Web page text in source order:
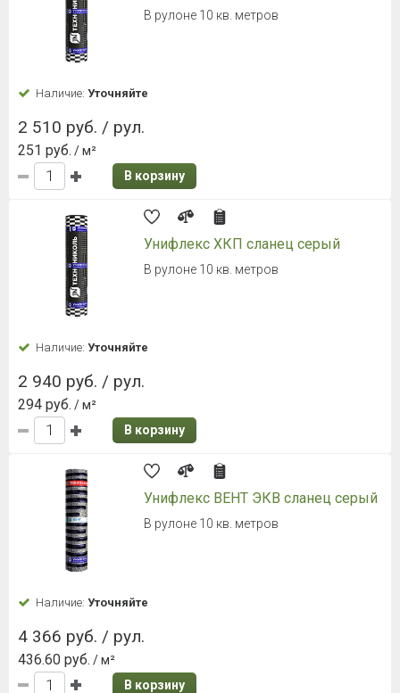
В рулоне 10 кв. метров
Наличие: Уточняйте
2 510 руб. / рул.
251 руб. / м²
В корзину
Унифлекс ХКП сланец серый
В рулоне 10 кв. метров
Наличие: Уточняйте
2 940 руб. / рул.
294 руб. / м²
В корзину
Унифлекс ВЕНТ ЭКВ сланец серый
В рулоне 10 кв. метров
Наличие: Уточняйте
4 366 руб. / рул.
436.60 руб. / м²
В корзину